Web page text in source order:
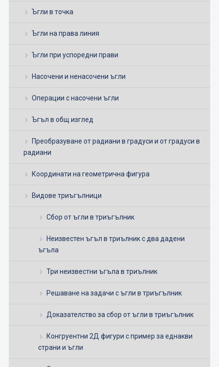
Ъгли в точка
Ъгли на права линия
Ъгли при успоредни прави
Насочени и ненасочени ъгли
Операции с насочени ъгли
Ъгъл в общ изглед
Преобразуване от радиани в градуси и от градуси в
радиани
Координати на геометрична фигура
Видове триъгълници
Сбор от ъгли в триъгълник
Неизвестен ъгъл в триълник с два дадени
ъгъла
Три неизвестни ъгъла в триълник
Решаване на задачи с ъгли в триъгълник
Доказателство за сбор от ъгли в триъгълник
Конгруентни 2Д фигури с пример за еднакви
страни и ъгли